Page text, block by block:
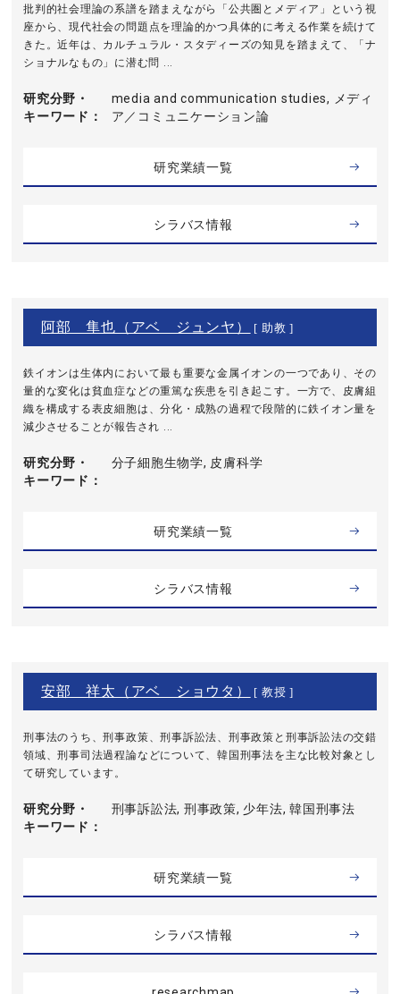
批判的社会理論の系譜を踏まえながら「公共圏とメディア」という視
座から、現代社会の問題点を理論的かつ具体的に考える作業を続けて
きた。近年は、カルチュラル・スタディーズの知見を踏まえて、「ナ
ショナルなもの」に潜む問 ...
研究分野・
キーワード
media and communication studies, メディ
ア／コミュニケーション論
研究業績一覧
シラバス情報
阿部 隼也（アベ ジュンヤ） [ 助教 ]
鉄イオンは生体内において最も重要な金属イオンの一つであり、その
量的な変化は貧血症などの重篤な疾患を引き起こす。一方で、皮膚組
織を構成する表皮細胞は、分化・成熟の過程で段階的に鉄イオン量を
減少させることが報告され ...
研究分野・
キーワード
分子細胞生物学, 皮膚科学
研究業績一覧
シラバス情報
安部 祥太（アベ ショウタ） [ 教授 ]
刑事法のうち、刑事政策、刑事訴訟法、刑事政策と刑事訴訟法の交錯
領域、刑事司法過程論などについて、韓国刑事法を主な比較対象とし
て研究しています。
研究分野・
キーワード
刑事訴訟法, 刑事政策, 少年法, 韓国刑事法
研究業績一覧
シラバス情報